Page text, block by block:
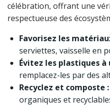
célébration, offrant une
respectueuse des
Favorisez les
serviettes, vaisselle en
Évitez les plastiques à
remplacez-les par des
Recyclez et composte :
organiques et